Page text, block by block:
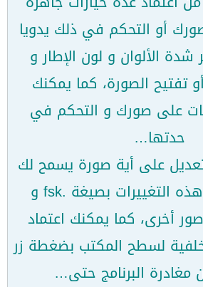
أو التحكم في ذلك يدويا
الألوان و لون الإطار و
تفتيح الصورة، كما يمكنك
10 خامات على صورك و التحكم في
حدتها…
على أية صورة يسمح لك
البرنامج بحفظ هذه التغييرات بصيغة .fsk و
أخرى، كما يمكنك اعتماد
لسطح المكتب بضغطة زر
مغادرة البرنامج حتى…